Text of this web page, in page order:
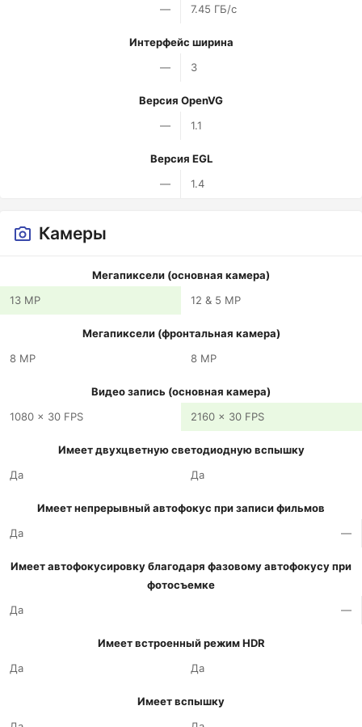
—
7.45 ГБ/с
Интерфейс ширина
—
3
Версия OpenVG
—
1.1
Версия EGL
—
1.4
Камеры
Мегапиксели (основная камера)
13 MP
12 & 5 MP
Мегапиксели (фронтальная камера)
8 MP
8 MP
Видео запись (основная камера)
1080 x 30 FPS
2160 x 30 FPS
Имеет двухцветную светодиодную вспышку
Да
Да
Имеет непрерывный автофокус при записи фильмов
Да
—
Имеет автофокусировку благодаря фазовому автофокусу при
фотосъемке
Да
—
Имеет встроенный режим HDR
Да
Да
Имеет вспышку